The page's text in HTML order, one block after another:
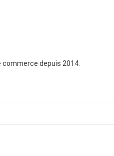
commerce depuis 2014.